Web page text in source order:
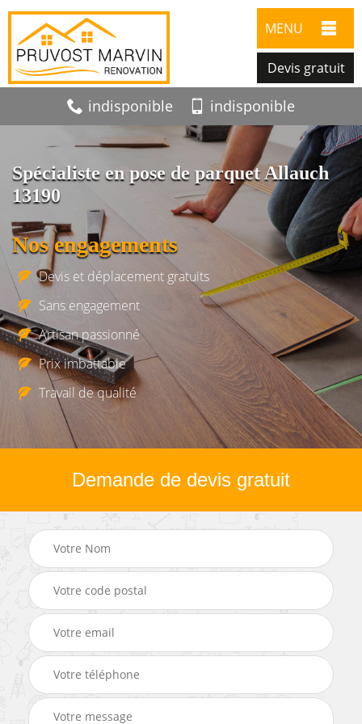
MENU
Devis gratuit
indisponible indisponible
Spécialiste en pose de parquet Allauch
13190
Nos engagements
Devis et déplacement gratuits
Sans engagement
Artisan passionné
Prix imbattable
Travail de qualité
Demande de devis gratuit